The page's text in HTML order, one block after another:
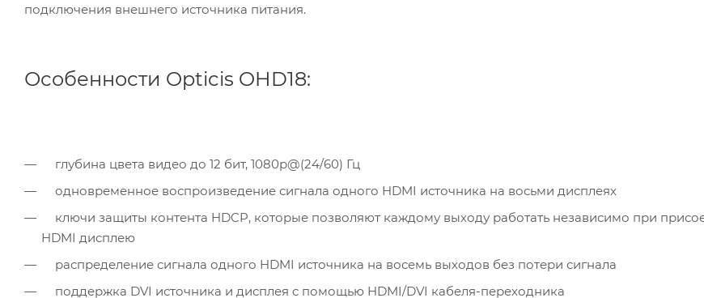
подключения внешнего источника питания.
Особенности Opticis OHD18:
глубина цвета видео до 12 бит, 1080р@(24/60) Гц
одновременное воспроизведение сигнала одного HDMI источника на восьми дисплеях
ключи защиты контента HDCP, которые позволяют каждому выходу работать независимо при
HDMI дисплею
распределение сигнала одного HDMI источника на восемь выходов без потери сигнала
поддержка DVI источника и дисплея с помощью HDMI/DVI кабеля-переходника